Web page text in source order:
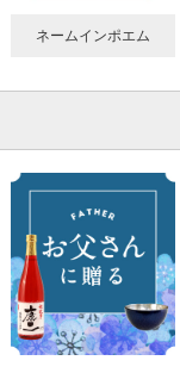
ネームインポエム